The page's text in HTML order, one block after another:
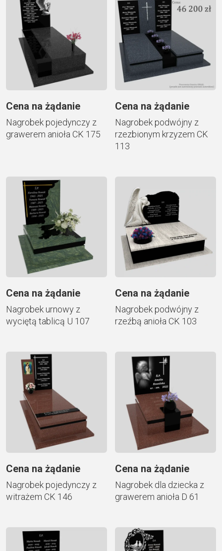
Cena na żądanie
Nagrobek pojedynczy z
grawerem anioła CK 175
Cena na żądanie
Nagrobek podwójny z
rzezbionym krzyzem CK
113
Cena na żądanie
Nagrobek urnowy z
wyciętą tablicą U 107
Cena na żądanie
Nagrobek podwójny z
rzeźbą anioła CK 103
Cena na żądanie
Nagrobek pojedynczy z
witrażem CK 146
Cena na żądanie
Nagrobek dla dziecka z
grawerem anioła D 61